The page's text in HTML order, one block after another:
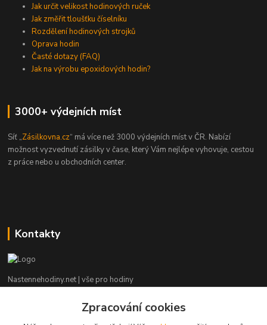
Jak určit velikost hodinových ruček
Jak změřit tloušťku číselníku
Rozdělení hodinových strojků
Oprava hodin
Časté dotazy (FAQ)
Jak na výrobu epoxidových hodin?
3000+ výdejních míst
Síť „Zásilkovna.cz“ má více než 3000 výdejních míst v ČR. Nabízí
možnost vyzvednutí zásilky v čase, který Vám nejlépe vyhovuje, cestou
z práce nebo u obchodních center.
Kontakty
Nastennehodiny.net | vše pro hodiny
Potřebujete poradit? Napište nám. ;-)Zpracování cookies